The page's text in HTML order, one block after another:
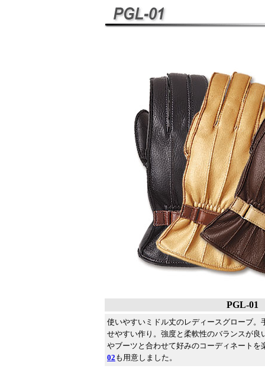
PGL-01
使いやすいミドル丈のレディースグローブ
せやすい作り。強度と柔軟性のバランスが
やブーツと合わせて好みのコーディネート
02 も用意しました。